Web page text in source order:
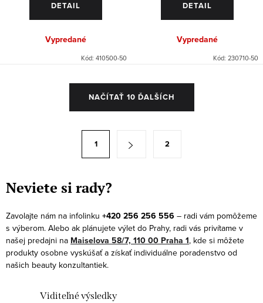
DETAIL
Vypredané
Kód: 410500-50
DETAIL
Vypredané
Kód: 230710-50
c
i
e
p
r
v
k
NAČÍTAŤ 10 ĎALŠÍCH
á
k
o
v
a
1 2
Neviete si rady?
Zavolajte nám na infolinku +420 256 256 556 – radi vám pomôžeme
s výberom. Alebo ak plánujete výlet do Prahy, radi vás privítame v
našej predajni na Maiselova 58/7, 110 00 Praha 1, kde si môžete
produkty osobne vyskúšať a získať individuálne poradenstvo od
našich beauty konzultantiek.
Viditeľné výsledky